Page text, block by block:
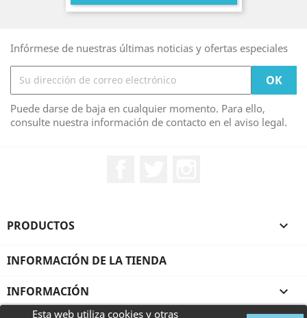
Esta web utiliza cookies y otras
Infórmese de nuestras últimas noticias y ofertas especiales
Puede darse de baja en cualquier momento. Para ello,
consulte nuestra información de contacto en el aviso legal.
PRODUCTOS 
INFORMACIÓN DE LA TIENDA
INFORMACIÓN 